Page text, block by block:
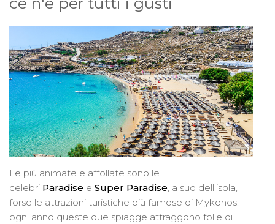
Le più animate e affollate sono le
celebri Paradise e Super Paradise, a sud dell'isola,
forse le attrazioni turistiche più famose di Mykonos:
ogni anno queste due spiagge attraggono folle di